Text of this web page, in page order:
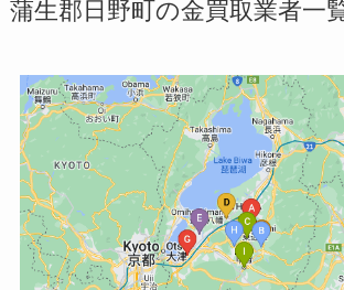
蒲生郡日野町の金買取業者一